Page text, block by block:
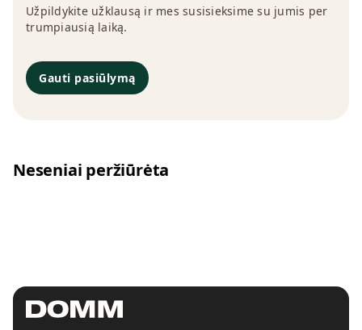
Užpildykite užklausą ir mes susisieksime su jumis per
trumpiausią laiką.
Gauti pasiūlymą
Neseniai peržiūrėta